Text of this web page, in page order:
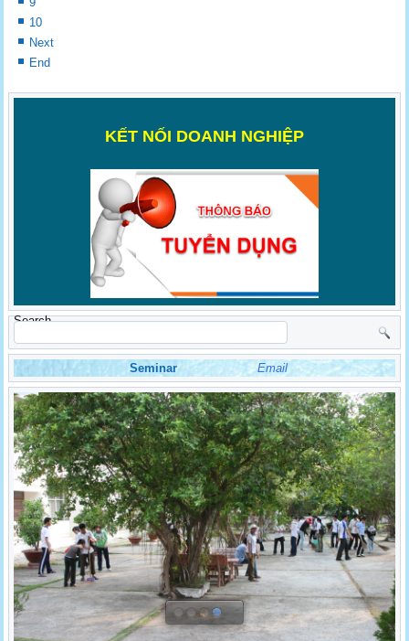
10
Next
End
KẾT NỐI DOANH NGHIỆP
Search
Seminar Email